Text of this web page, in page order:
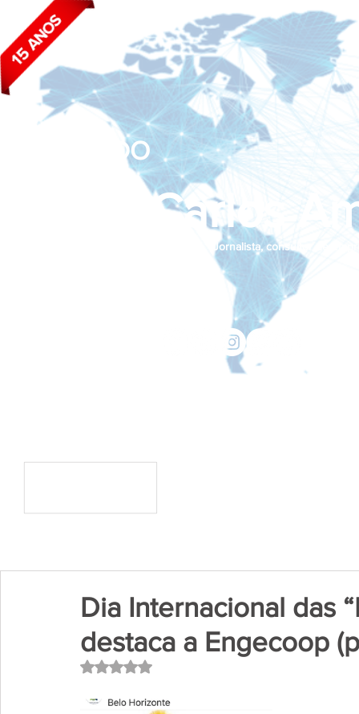
João Carlos
BLOG DO
Jornalista, consultor de
Dia Internacional das
destaca a Engecoop
Avaliado com NaN de 5 estrelas.